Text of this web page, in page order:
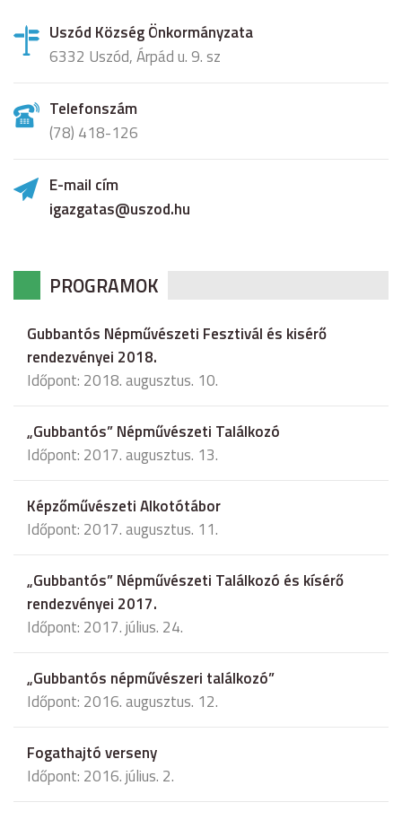
Uszód Község Önkormányzata
6332 Uszód, Árpád u. 9. sz
Telefonszám
(78) 418-126
E-mail cím
igazgatas@uszod.hu
PROGRAMOK
Gubbantós Népművészeti Fesztivál és kisérő
rendezvényei 2018.
Időpont: 2018. augusztus. 10.
„Gubbantós” Népművészeti Találkozó
Időpont: 2017. augusztus. 13.
Képzőművészeti Alkotótábor
Időpont: 2017. augusztus. 11.
„Gubbantós” Népművészeti Találkozó és kísérő
rendezvényei 2017.
Időpont: 2017. július. 24.
„Gubbantós népművészeri találkozó”
Időpont: 2016. augusztus. 12.
Fogathajtó verseny
Időpont: 2016. július. 2.